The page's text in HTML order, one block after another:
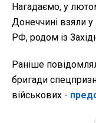
Нагадаємо, у
Донеччині взяли у
РФ, родом із
Раніше
бригади
військових -